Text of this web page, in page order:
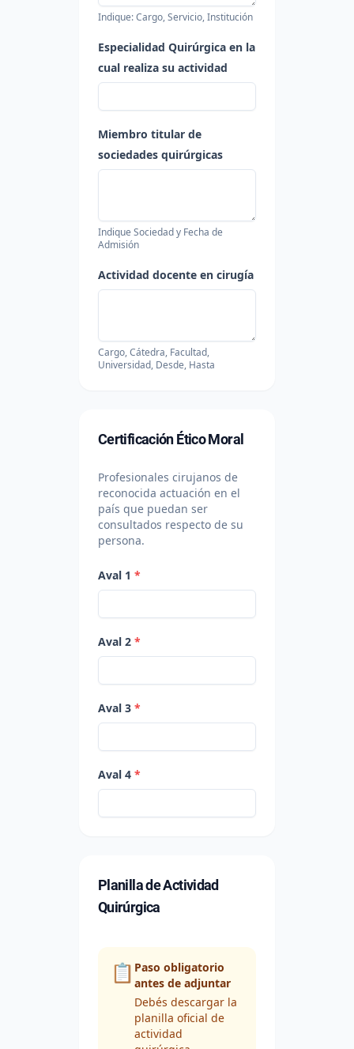
Indique: Cargo, Servicio, Institución
Especialidad Quirúrgica en la
cual realiza su actividad
Miembro titular de
sociedades quirúrgicas
Indique Sociedad y Fecha de
Admisión
Actividad docente en cirugía
Cargo, Cátedra, Facultad,
Universidad, Desde, Hasta
Certificación Ético Moral
Profesionales cirujanos de
reconocida actuación en el
país que puedan ser
consultados respecto de su
persona.
Aval 1 *
Aval 2 *
Aval 3 *
Aval 4 *
Planilla de Actividad
Quirúrgica
📋 Paso obligatorio
antes de adjuntar
Debés descargar la
planilla oficial de
actividad